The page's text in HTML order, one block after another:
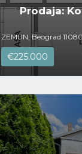
Prodaja:
ZEMUN, Beograd
€225.000